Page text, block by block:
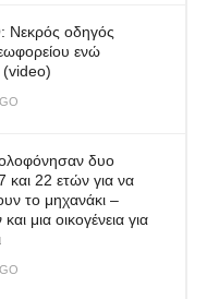
οδηγός
ενώ
δυο
και 22 ετών για να
το μηχανάκι –
μια οικογένεια για